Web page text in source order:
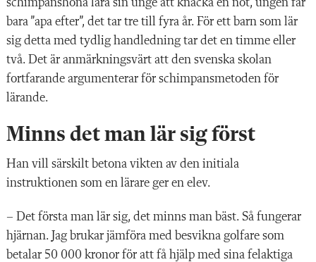
schimpanshona lära sin unge att knäcka en nöt, ungen får
bara ”apa efter”, det tar tre till fyra år. För ett barn som lär
sig detta med tydlig handledning tar det en timme eller
två. Det är anmärkningsvärt att den svenska skolan
fortfarande argumenterar för schimpansmetoden för
lärande.
Minns det man lär sig först
Han vill särskilt betona vikten av den initiala
instruktionen som en lärare ger en elev.
– Det första man lär sig, det minns man bäst. Så fungerar
hjärnan. Jag brukar jämföra med besvikna golfare som
betalar 50 000 kronor för att få hjälp med sina felaktiga